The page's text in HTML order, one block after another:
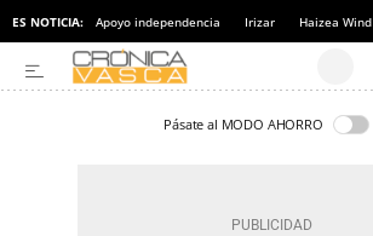
ES NOTICIA: Apoyo independencia Irizar Haizea Wind
Pásate al MODO AHORRO